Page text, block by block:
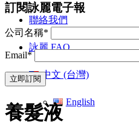
聯絡我們
詠麗 FAQ
中文 (台灣)
English
訂閱詠麗電子報
公司名稱*
Email*
養髮液